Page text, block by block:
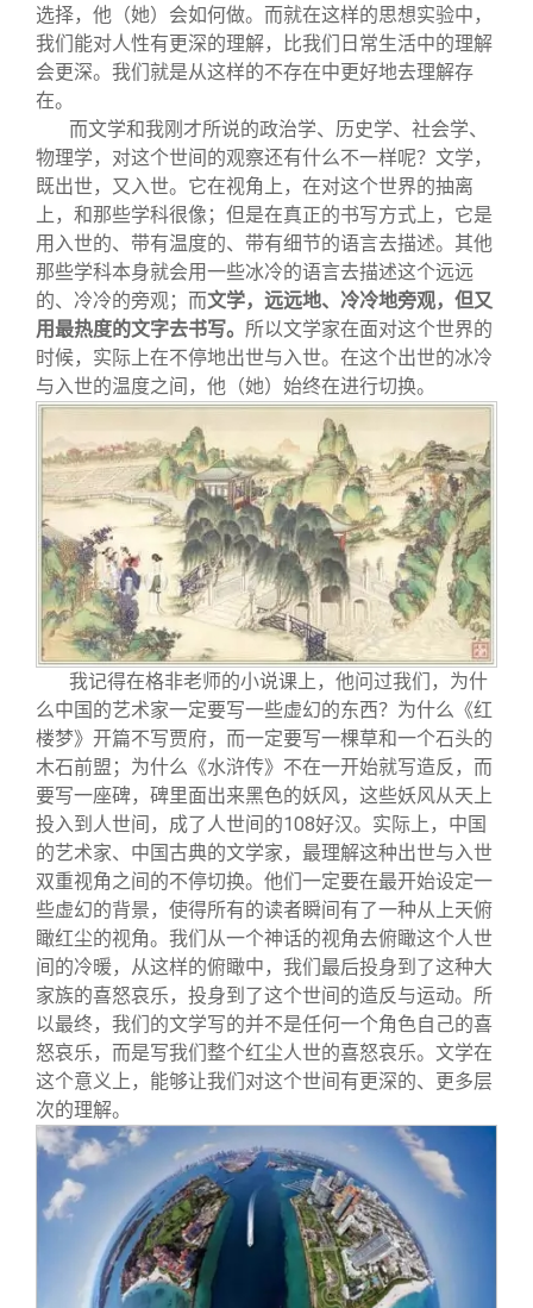
选择，他（她）会如何做。而就在这样的思想实验中，
我们能对人性有更深的理解，比我们日常生活中的理解
会更深。我们就是从这样的不存在中更好地去理解存
在。
而文学和我刚才所说的政治学、历史学、社会学、
物理学，对这个世间的观察还有什么不一样呢？文学，
既出世，又入世。它在视角上，在对这个世界的抽离
上，和那些学科很像；但是在真正的书写方式上，它是
用入世的、带有温度的、带有细节的语言去描述。其他
那些学科本身就会用一些冰冷的语言去描述这个远远
的、冷冷的旁观；而文学，远远地、冷冷地旁观，但又
用最热度的文字去书写。 所以文学家在面对这个世界的
时候，实际上在不停地出世与入世。在这个出世的冰冷
与入世的温度之间，他（她）始终在进行切换。
我记得在格非老师的小说课上，他问过我们，为什
么中国的艺术家一定要写一些虚幻的东西？为什么《红
楼梦》开篇不写贾府，而一定要写一棵草和一个石头的
木石前盟；为什么《水浒传》不在一开始就写造反，而
要写一座碑，碑里面出来黑色的妖风，这些妖风从天上
投入到人世间，成了人世间的108好汉。实际上，中国
的艺术家、中国古典的文学家，最理解这种出世与入世
双重视角之间的不停切换。他们一定要在最开始设定一
些虚幻的背景，使得所有的读者瞬间有了一种从上天俯
瞰红尘的视角。我们从一个神话的视角去俯瞰这个人世
间的冷暖，从这样的俯瞰中，我们最后投身到了这种大
家族的喜怒哀乐，投身到了这个世间的造反与运动。所
以最终，我们的文学写的并不是任何一个角色自己的喜
怒哀乐，而是写我们整个红尘人世的喜怒哀乐。文学在
这个意义上，能够让我们对这个世间有更深的、更多层
次的理解。